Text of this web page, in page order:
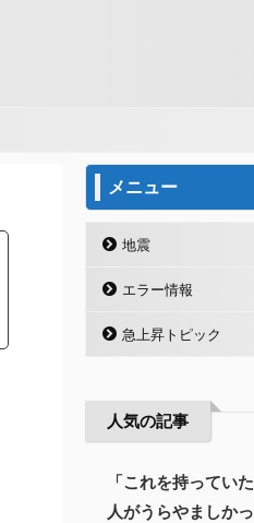
メニュー
地震
エラー情報
急上昇トピック
人気の記事
「これを持っていた
人がうらやましかっ